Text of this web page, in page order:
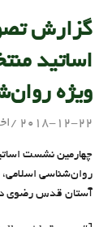
گزارش
اساتید
ویژه
2018-12-22
چهارمین نشست
آستان قدس رضوی